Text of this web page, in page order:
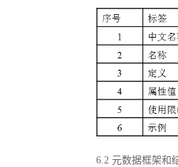
6.2 元数据框架和